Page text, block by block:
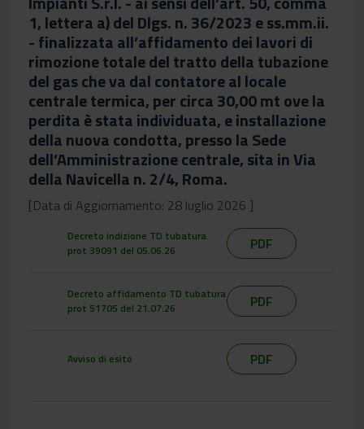
1, lettera a) del Dlgs. n. 36/2023 e ss.mm.ii.
- finalizzata all’affidamento dei lavori di
rimozione totale del tratto della tubazione
del gas che va dal contatore al locale
centrale termica, per circa 30,00 mt ove la
perdita è stata individuata, e installazione
della nuova condotta, presso la Sede
dell’Amministrazione centrale, sita in Via
della Navicella n. 2/4, Roma.
[Data di Aggiornamento: 28 luglio 2026 ]
Decreto indizione TD tubatura
prot 39091 del 05.06.26
PDF
Decreto affidamento TD tubatura
prot 51705 del 21.07.26
PDF
Avviso di esito PDF